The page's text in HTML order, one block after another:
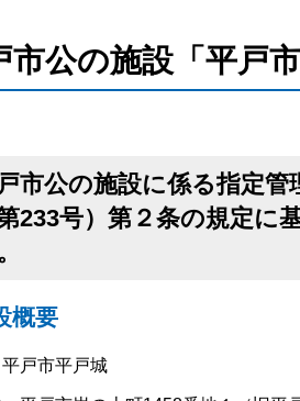
市公の施設「平戸
市公の施設に係る指定
233号）第２条の規定に
概要
戸市平戸城